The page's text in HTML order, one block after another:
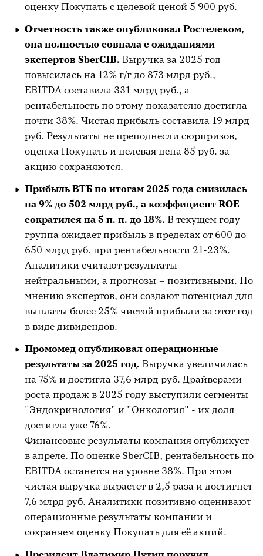
оценку Покупать с целевой ценой 5 900 руб.
Отчетность также опубликовал Ростелеком,
она полностью совпала с ожиданиями
экспертов SberCIB. Выручка за 2025 год
повысилась на 12% г/г до 873 млрд руб.,
EBITDA составила 331 млрд руб., а
рентабельность по этому показателю достигла
почти 38%. Чистая прибыль составила 19 млрд
руб. Результаты не преподнесли сюрпризов,
оценка Покупать и целевая цена 85 руб. за
акцию сохраняются.
Прибыль ВТБ по итогам 2025 года снизилась
на 9% до 502 млрд руб., а коэффициент ROE
сократился на 5 п. п. до 18%. В текущем году
группа ожидает прибыль в пределах от 600 до
650 млрд руб. при рентабельности 21-23%.
Аналитики считают результаты
нейтральными, а прогнозы – позитивными. По
мнению экспертов, они создают потенциал для
выплаты более 25% чистой прибыли за этот год
в виде дивидендов.
Промомед опубликовал операционные
результаты за 2025 год. Выручка увеличилась
на 75% и достигла 37,6 млрд руб. Драйверами
роста продаж в 2025 году выступили сегменты
"Эндокринология" и "Онкология" - их доля
достигла уже 76%.
Финансовые результаты компания опубликует
в апреле. По оценке SberCIB, рентабельность по
EBITDA останется на уровне 38%. При этом
чистая выручка вырастет в 2,5 раза и достигнет
7,6 млрд руб. Аналитики позитивно оценивают
операционные результаты компании и
сохраняем оценку Покупать для её акций.